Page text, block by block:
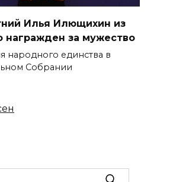
Илья Илющихин из
награжден за мужество
народного единства в
Собрании